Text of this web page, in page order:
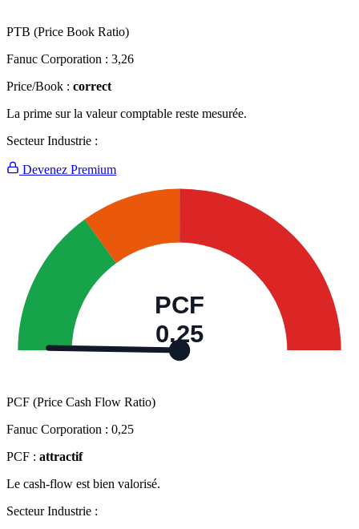
PTB (Price Book Ratio)
Fanuc Corporation : 3,26
Price/Book : correct
La prime sur la valeur comptable reste mesurée.
Secteur Industrie :
Devenez Premium
PCF
0,25
PCF (Price Cash Flow Ratio)
Fanuc Corporation : 0,25
PCF : attractif
Le cash-flow est bien valorisé.
Secteur Industrie :